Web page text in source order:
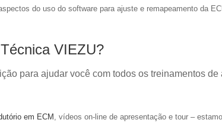
do uso do software para ajuste e remapeamento da
VIEZU?
para ajudar você com todos os treinamentos
em ECM , vídeos on-line de apresentação e tour –